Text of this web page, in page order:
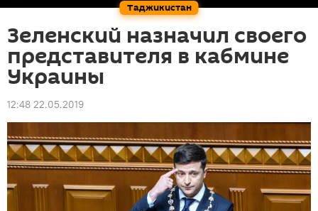
Таджикистан
Зеленский назначил своего
представителя в кабмине
Украины
12:48 22.05.2019